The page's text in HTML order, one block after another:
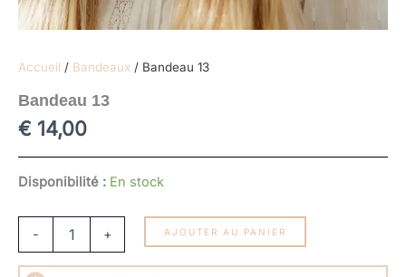
Accueil / Bandeaux / Bandeau 13
Bandeau 13
€ 14,00
Disponibilité : En stock
-
quantité
Bandeau
+ AJOUTER AU PANIER